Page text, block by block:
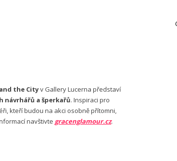
the Cityv Gallery Lucerna představí
návrhářů a šperkařů. Inspiraci pro
kteří budou na akci osobně přítomni,
navštivte gracenglamour.cz.